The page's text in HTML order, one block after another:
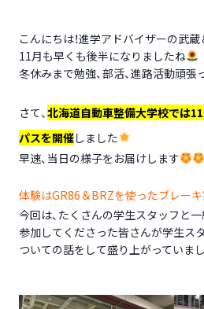
こんにちは！進学アドバイザーの武
11月も早くも後半になりましたね
冬休みまで勉強、部活、進路活動頑張
さて、北海道自動車整備大学校では
パスを開催しました
早速、当日の様子をお届けします
体験はGR86＆BRZを使ったブレー
今回は、たくさんの学生スタッフと
参加してくださった皆さんが学生ス
ついての話をして盛り上がっていま